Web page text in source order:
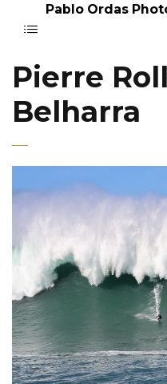
Pablo Ordas
Pierre
Belharra